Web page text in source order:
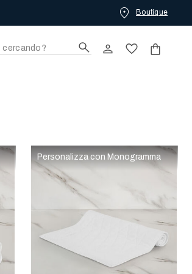
Boutique
Personalizza con Monogramma